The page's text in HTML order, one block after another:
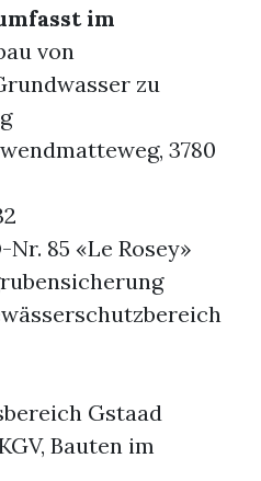
im
von
zu
3780
Nr. 85 «Le Rosey»
Gstaad
Bauten im